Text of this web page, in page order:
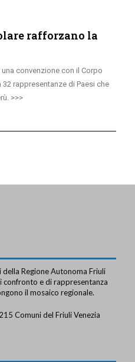
rafforzano la
convenzione con il Corpo
rappresentanze di Paesi che
della Regione Autonoma Friuli
confronto e di rappresentanza
il mosaico regionale.
Comuni del Friuli Venezia